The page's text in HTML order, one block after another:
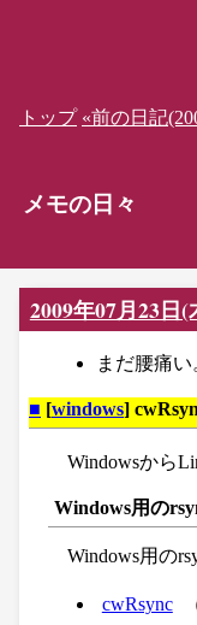
トップ «前の日記
メモの日々
2009年07月23日(
まだ腰痛
■ [windows]
Windowsから
Windows用の
Windows用の
cwRsync